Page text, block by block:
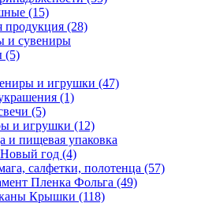
(15)
продукция (28)
и сувениры
(5)
и игрушки (47)
(1)
(5)
и игрушки (12)
и пищевая упаковка
год (4)
салфетки, полотенца (57)
Пленка Фольга (49)
Крышки (118)